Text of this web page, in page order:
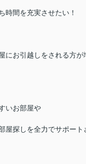
時間を充実させたい！
にお引越しをされる方
いお部屋や
屋探しを全力でサポート